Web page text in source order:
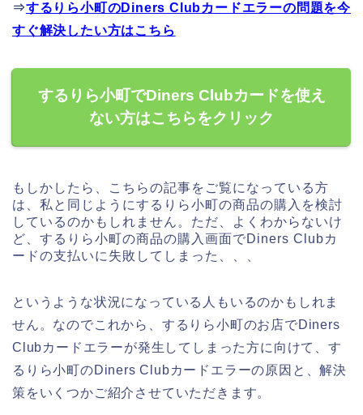
⇒するりら小町のDiners Clubカードエラーの問題を今
すぐ解決したい方はこちら
するりら小町でDiners Clubカードを使え
ない方はこちらをクリック
もしかしたら、こちらの記事をご覧になっている方
は、私と同じようにするりら小町の商品の購入を検討
しているのかもしれません。ただ、よくわからないけ
ど、するりら小町の商品の購入画面でDiners Clubカ
ードの支払いに失敗してしまった、、、
というような状況になっている人もいるのかもしれま
せん。なのでこれから、するりら小町のお店でDiners
Clubカードエラーが発生してしまった方に向けて、す
るりら小町のDiners Clubカードエラーの原因と、解決
策をいくつかご紹介させていただきます。